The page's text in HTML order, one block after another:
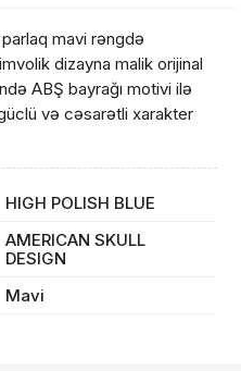
mavi rəngdə
dizayna malik orijinal
ABŞ bayrağı motivi ilə
və cəsarətli xarakter
HIGH POLISH BLUE
AMERICAN SKULL
DESIGN
Mavi
edildi